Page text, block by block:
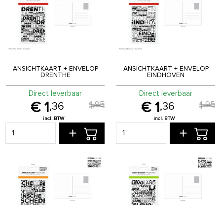
ANSICHTKAART + ENVELOP
DRENTHE
1 ,36 1,95
Direct leverbaar
ANSICHTKAART + ENVELOP
EINDHOVEN
1 ,36 1,95
Direct leverbaar